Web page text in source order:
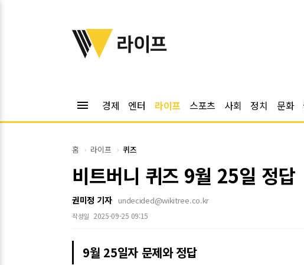
위키트리
라이프
menu 경제 엔터 라이프 스포츠 사회 정치 문화
홈 라이프 퀴즈
비트버니 퀴즈 9월 25일 정답
권미정 기자 undecided@wikitree.co.kr
작성일 2025-09-25 09:15
9월 25일자 문제와 정답